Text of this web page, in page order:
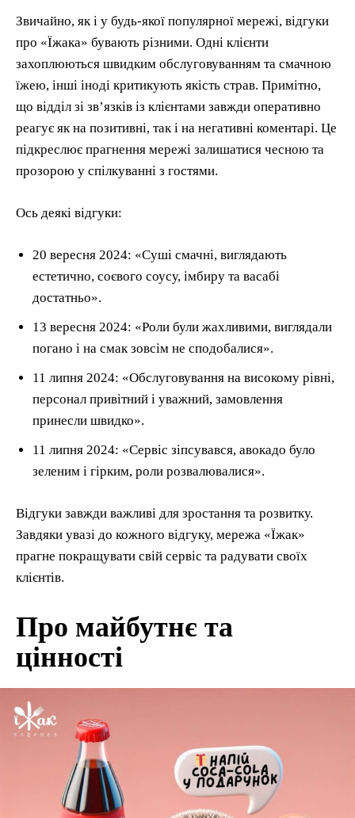
Звичайно, як і у будь-якої популярної мережі, відгуки
про «Їжака» бувають різними. Одні клієнти
захоплюються швидким обслуговуванням та смачною
їжею, інші іноді критикують якість страв. Примітно,
що відділ зі зв’язків із клієнтами завжди оперативно
реагує як на позитивні, так і на негативні коментарі. Це
підкреслює прагнення мережі залишатися чесною та
прозорою у спілкуванні з гостями.
Ось деякі відгуки:
20 вересня 2024: «Суші смачні, виглядають
естетично, соєвого соусу, імбиру та васабі
достатньо».
13 вересня 2024: «Роли були жахливими, виглядали
погано і на смак зовсім не сподобалися».
11 липня 2024: «Обслуговування на високому рівні,
персонал привітний і уважний, замовлення
принесли швидко».
11 липня 2024: «Сервіс зіпсувався, авокадо було
зеленим і гірким, роли розвалювалися».
Відгуки завжди важливі для зростання та розвитку.
Завдяки увазі до кожного відгуку, мережа «Їжак»
прагне покращувати свій сервіс та радувати своїх
клієнтів.
Про майбутнє та
цінності